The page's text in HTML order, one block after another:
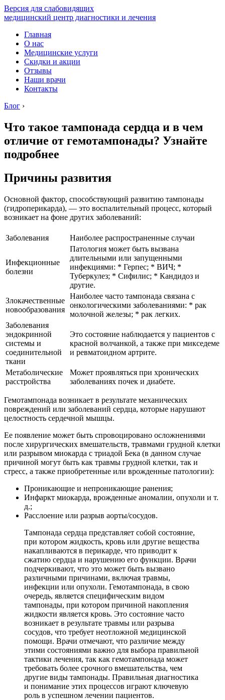
Версия для слабовидящих
медицинский центр диагностики и лечения
Главная
О нас
Медицинские услуги
Скидки и акции
Отзывы
Наши врачи
Контакты
Блог ›
Что такое тампонада сердца и в чем
отличие от гемотампонады? Узнайте
подробнее
Причины развития
Основной фактор, способствующий развитию тампонады
(гидроперикарда), — это воспалительный процесс, который
возникает на фоне других заболеваний:
Заболевания Наиболее распространенные случаи
Инфекционные
болезни
Патология может быть вызвана
длительными или запущенными
инфекциями: * Герпес; * ВИЧ; *
Туберкулез; * Сифилис; * Кандидоз и
другие.
Злокачественные
новообразования
Наиболее часто тампонада связана с
онкологическими заболеваниями: * рак
молочной железы; * рак легких.
Заболевания
эндокринной
системы и
соединительной
ткани
Это состояние наблюдается у пациентов с
красной волчанкой, а также при микседеме
и ревматоидном артрите.
Метаболические
расстройства
Может проявляться при хронических
заболеваниях почек и диабете.
Гемотампонада возникает в результате механических
повреждений или заболеваний сердца, которые нарушают
целостность сердечной мышцы.
Ее появление может быть спровоцировано осложнениями
после хирургических вмешательств, травмами грудной клетки
или разрывом миокарда с триадой Бека (в данном случае
причиной могут быть как травмы грудной клетки, так и
стресс, а также приобретенные или врожденные патологии):
Проникающие и непроникающие ранения;
Инфаркт миокарда, врожденные аномалии, опухоли и т.
д.;
Расслоение или разрыв аорты/сосудов.
Тампонада сердца представляет собой состояние,
при котором жидкость, кровь или другие вещества
накапливаются в перикарде, что приводит к
сжатию сердца и нарушению его функции. Врачи
подчеркивают, что это может быть вызвано
различными причинами, включая травмы,
инфекции или опухоли. Гемотампонада, в свою
очередь, является специфическим видом
тампонады, при котором причиной накопления
жидкости является кровь. Это состояние часто
возникает в результате травмы или разрыва
сосудов, что требует неотложной медицинской
помощи. Врачи отмечают, что различие между
этими состояниями важно для выбора правильной
тактики лечения, так как гемотампонада может
требовать более срочного вмешательства, чем
другие виды тампонады. Правильная диагностика
и понимание этих процессов играют ключевую
роль в успешном лечении пациентов.